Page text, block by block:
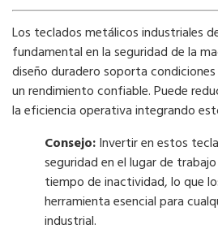
Los teclados metálicos industriales
fundamental en la seguridad de la
diseño duradero soporta
un rendimiento confiable. Puede
la eficiencia operativa integrando
Consejo:Invertir en estos
seguridad en el lugar de
tiempo de inactividad, lo que
herramienta esencial para
industrial.